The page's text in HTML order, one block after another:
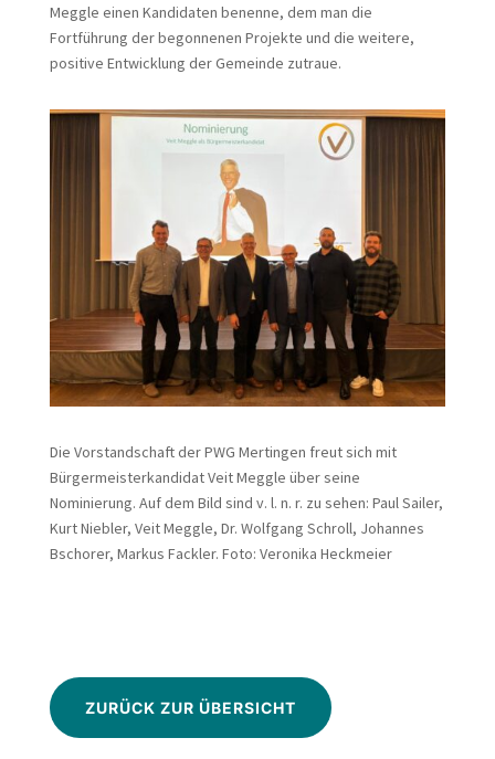
Meggle einen Kandidaten benenne, dem man die
Fortführung der begonnenen Projekte und die weitere,
positive Entwicklung der Gemeinde zutraue.
Die Vorstandschaft der PWG Mertingen freut sich mit
Bürgermeisterkandidat Veit Meggle über seine
Nominierung. Auf dem Bild sind v. l. n. r. zu sehen: Paul Sailer,
Kurt Niebler, Veit Meggle, Dr. Wolfgang Schroll, Johannes
Bschorer, Markus Fackler. Foto: Veronika Heckmeier
ZURÜCK ZUR ÜBERSICHT